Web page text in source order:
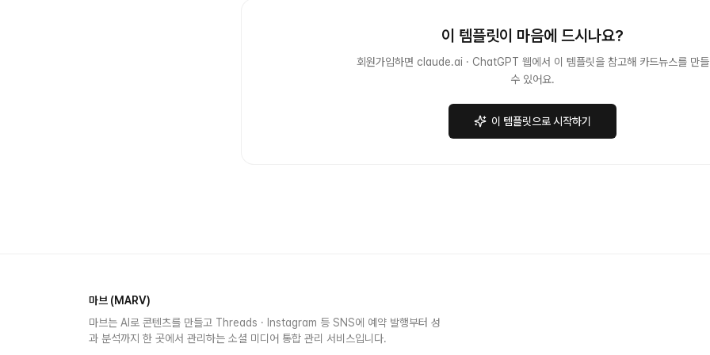
이 템플릿이 마음에 드시나요?
회원가입하면 claude.ai · ChatGPT 웹에서 이 템플릿을 참고해 카드뉴스를 만들
수 있어요.
이 템플릿으로 시작하기
마브 (MARV)
마브는 AI로 콘텐츠를 만들고 Threads · Instagram 등 SNS에 예약 발행부터 성
과 분석까지 한 곳에서 관리하는 소셜 미디어 통합 관리 서비스입니다.